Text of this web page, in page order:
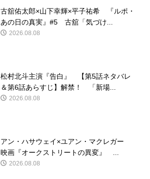
古舘佑太郎×山下幸輝×平子祐希 『ルポ・
あの日の真実』#5 古舘「気づけ...
2026.08.08
松村北斗主演『告白』 【第5話ネタバレ
＆第6話あらすじ】解禁！ 「新場...
2026.08.08
アン・ハサウェイ×ユアン・マクレガー
映画『オークストリートの異変』 ...
2026.08.08